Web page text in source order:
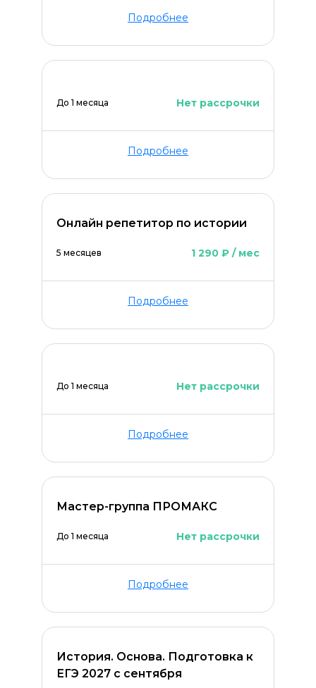
Подробнее
До 1 месяца Нет рассрочки
Подробнее
Онлайн репетитор по истории
5 месяцев 1 290 ₽ / мес
Подробнее
До 1 месяца Нет рассрочки
Подробнее
Мастер-группа ПРОМАКС
До 1 месяца Нет рассрочки
Подробнее
История. Основа. Подготовка к
ЕГЭ 2027 с сентября